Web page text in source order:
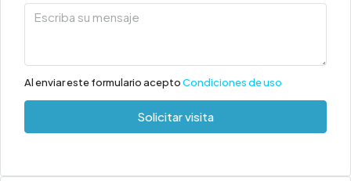
Al enviar este formulario aceptoCondiciones de uso
Solicitar visita